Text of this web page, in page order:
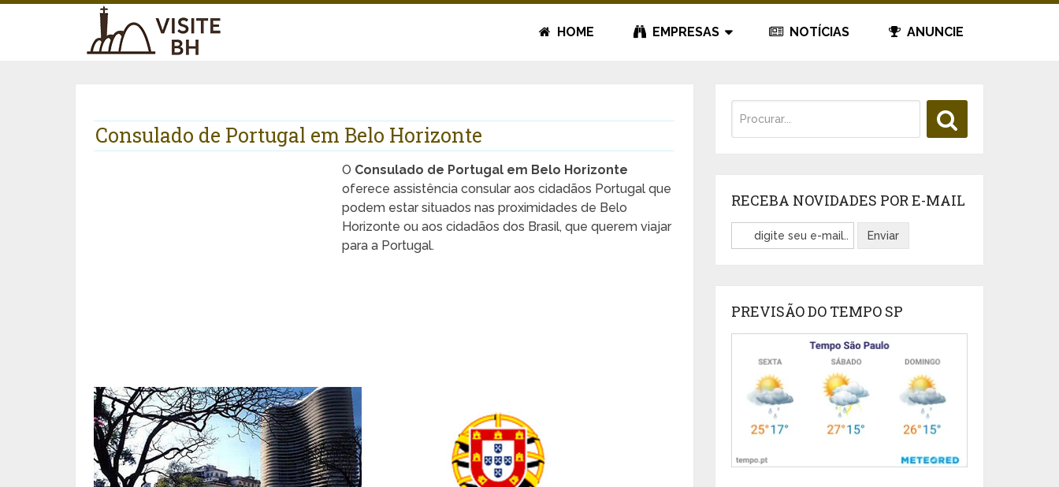
HOME EMPRESAS NOTÍCIAS ANUNCIE
Consulado de Portugal em Belo Horizonte
O Consulado de Portugal em Belo Horizonte
oferece assistência consular aos cidadãos Portugal que
podem estar situados nas proximidades de Belo
Horizonte ou aos cidadãos dos Brasil, que querem viajar
para a Portugal.
RECEBA NOVIDADES POR E-MAIL
PREVISÃO DO TEMPO SP